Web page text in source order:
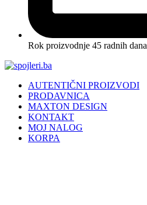
Rok proizvodnje 45 radnih dana
AUTENTIČNI PROIZVODI
PRODAVNICA
MAXTON DESIGN
KONTAKT
MOJ NALOG
KORPA